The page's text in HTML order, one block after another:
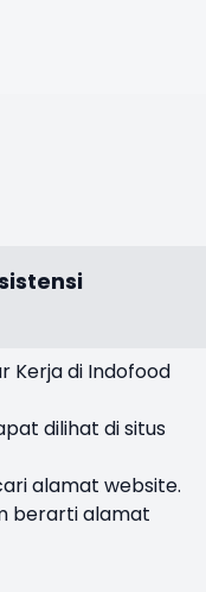
Kerja di Indofood
dilihat di situs
alamat website.
berarti alamat